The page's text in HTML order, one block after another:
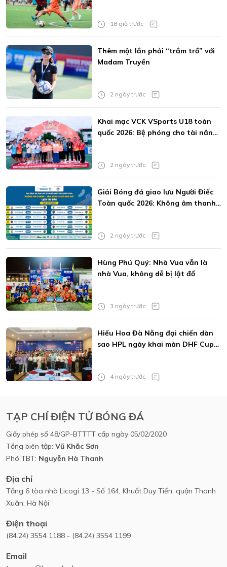
18 giờ trước
Thêm một lần phải “trầm trồ” với
Madam Truyền
2 ngày trước
Khai mạc VCK VSports U18 toàn
quốc 2026: Bệ phóng cho tài năng
2 ngày trước
Giải Bóng đá giao lưu Người Điếc
Toàn quốc 2026: Không âm thanh
2 ngày trước
Hùng Phú Quý: Nhà Vua vẫn là
nhà Vua, không dễ bị lật đổ
3 ngày trước
Hiếu Hoa Đà Nẵng đại chiến dàn
sao HPL ngày khai màn DHF Cup
4 ngày trước
TẠP CHÍ ĐIỆN TỬ BÓNG ĐÁ
Giấy phép số 48/GP-BTTTT cấp ngày 05/02/2020
Tổng biên tập: Vũ Khắc Sơn
Phó TBT: Nguyễn Hà Thanh
Địa chỉ
Tầng 6 tòa nhà Licogi 13 - Số 164, Khuất Duy Tiến, quận Thanh
Xuân, Hà Nội
Điện thoại
(84.24) 3554 1188 - (84.24) 3554 1199
Email